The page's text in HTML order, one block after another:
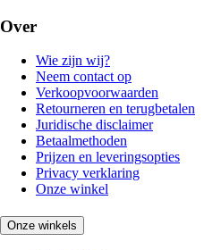
Over
Wie zijn wij?
Neem contact op
Verkoopvoorwaarden
Retourneren en terugbetalen
Juridische disclaimer
Betaalmethoden
Prijzen en leveringsopties
Privacy verklaring
Onze winkel
Onze winkels